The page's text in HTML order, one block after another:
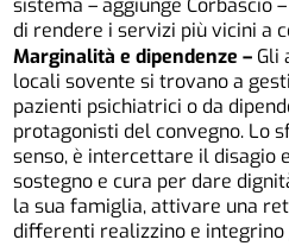
sistema – aggiunge Corbascio
di rendere i servizi più vicini a
Marginalità e dipendenze – Gli
locali sovente si trovano a
pazienti psichiatrici o da
protagonisti del convegno. Lo
senso, è intercettare il disagio
sostegno e cura per dare
la sua famiglia, attivare una
differenti realizzino e